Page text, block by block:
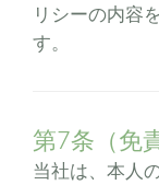
リシーの内容
す。
第7条（免
当社は、本人